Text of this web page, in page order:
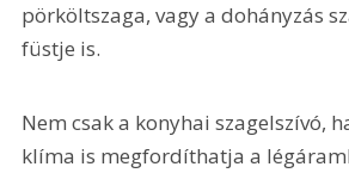
pörköltszaga, vagy a dohányzás
füstje is.
Nem csak a konyhai szagelszívó,
klíma is megfordíthatja a